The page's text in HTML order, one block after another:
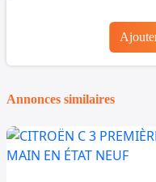
Annonces similaires